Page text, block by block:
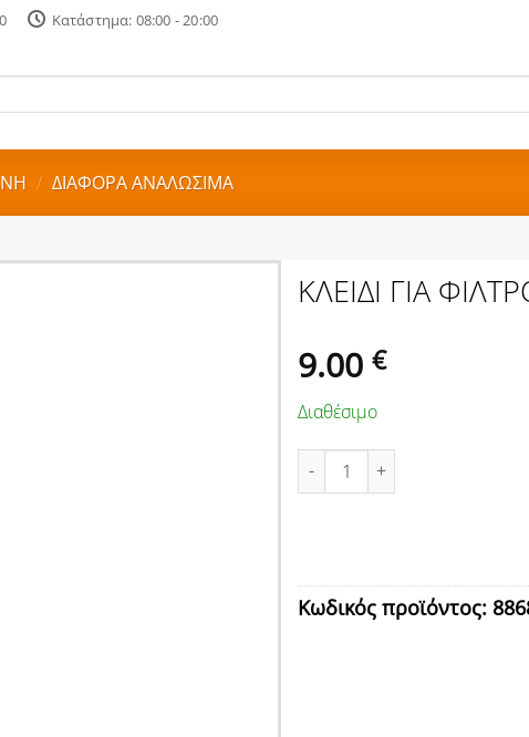
Κατάστημα: 08:00 - 20:00
/ ΔΙΑΦΟΡΑ ΑΝΑΛΩΣΙΜΑ
ΚΛΕΙΔΙ ΓΙΑ
9.00 €
Διαθέσιμο
ΚΛΕΙΔΙ ΓΙΑ ΦΙΛΤΡΟ ΛΑΔΙΟΥ
Κωδικός προϊόντος: